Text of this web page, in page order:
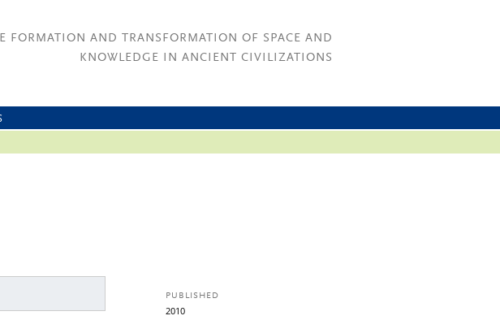
FORMATION AND TRANSFORMATION OF SPACE AND
KNOWLEDGE IN ANCIENT CIVILIZATIONS
PUBLISHED
2010